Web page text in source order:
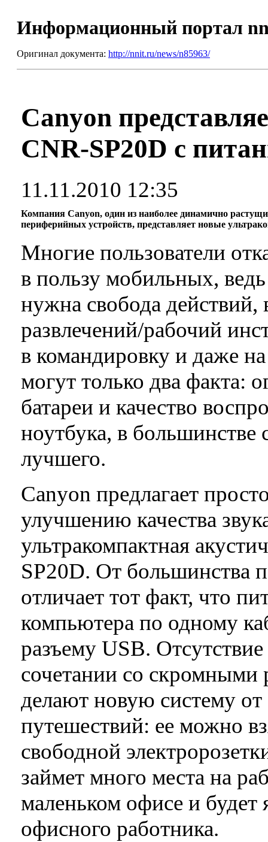
Информационный портал
Оригинал документа: http://nnit.ru/news/n85963/
Canyon
CNR-SP20D с
11.11.2010 12:35
Компания Canyon, один из наиболее динамично
периферийных устройств, представляет новые
Многие пользователи
в пользу мобильных,
нужна свобода действий,
развлечений/рабочий
в командировку и даже
могут только два факта:
батареи и качество
ноутбука, в большинстве
лучшего.
Canyon предлагает
улучшению качества
ультракомпактная
SP20D. От большинства
отличает тот факт, что
компьютера по одному
разъему USB.
сочетании со скромными
делают новую систему
путешествий: ее можно
свободной
займет много места на
маленьком офисе и
офисного работника.